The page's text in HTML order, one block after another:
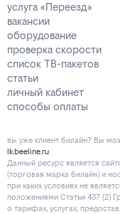
услуга «Переезд»
вакансии
оборудование
проверка скорости
список ТВ-пакетов
статьи
личный кабинет
способы оплаты
вы уже клиент билайн? Вы
lk.beeline.ru
Данный ресурс является
(торговая марка билайн) и
при каких условиях не
положениями Статьи 437 (2)
о тарифах, услугах,